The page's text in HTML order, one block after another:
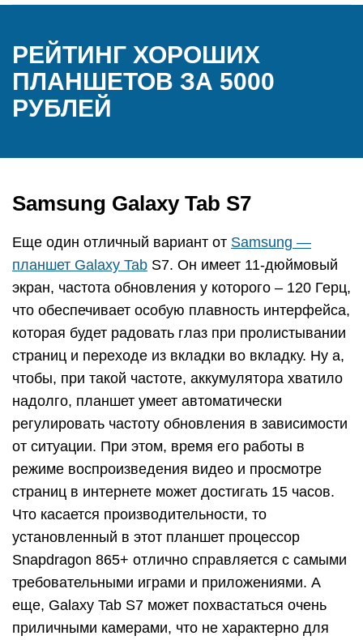
РЕЙТИНГ ХОРОШИХ
ПЛАНШЕТОВ ЗА 5000
РУБЛЕЙ
Samsung Galaxy Tab S7
Еще один отличный вариант от Samsung —
планшет Galaxy Tab S7. Он имеет 11-дюймовый
экран, частота обновления у которого – 120 Герц,
что обеспечивает особую плавность интерфейса,
которая будет радовать глаз при пролистывании
страниц и переходе из вкладки во вкладку. Ну а,
чтобы, при такой частоте, аккумулятора хватило
надолго, планшет умеет автоматически
регулировать частоту обновления в зависимости
от ситуации. При этом, время его работы в
режиме воспроизведения видео и просмотре
страниц в интернете может достигать 15 часов.
Что касается производительности, то
установленный в этот планшет процессор
Snapdragon 865+ отлично справляется с самыми
требовательными играми и приложениями. А
еще, Galaxy Tab S7 может похвастаться очень
приличными камерами, что не характерно для